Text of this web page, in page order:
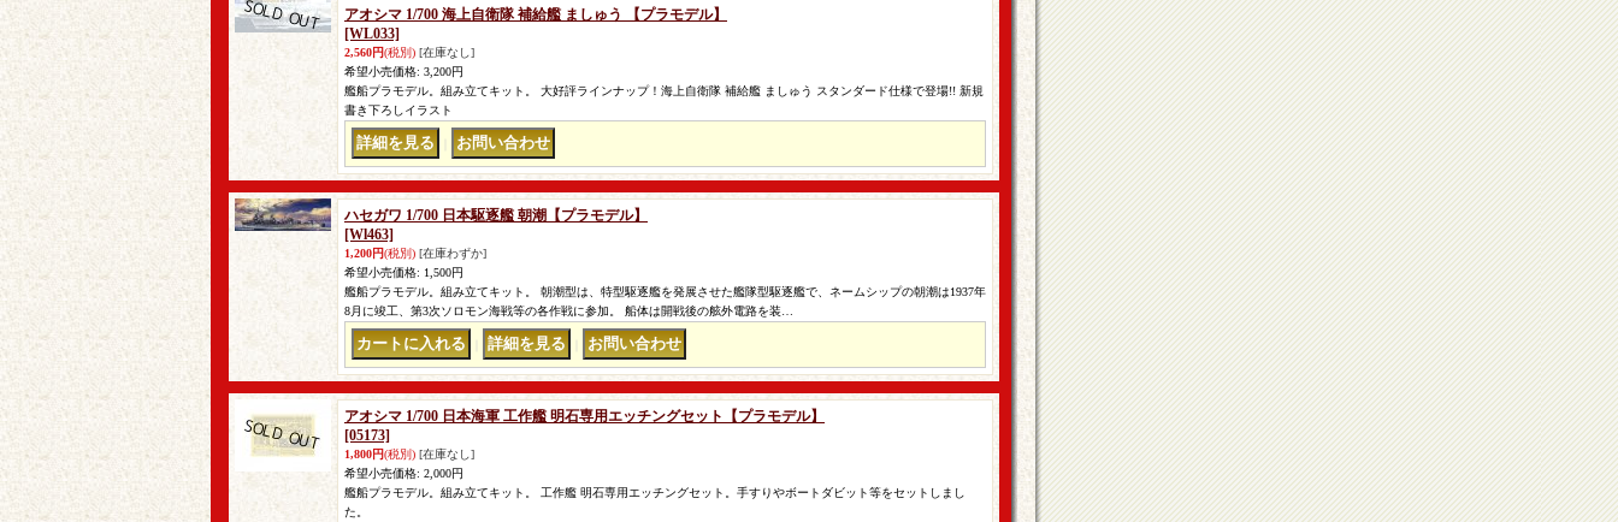
アオシマ 1/700 海上自衛隊 補給艦 ましゅう 【プラモデル】
[WL033]
2,560円(税別) [在庫なし]
希望小売価格: 3,200円
艦船プラモデル。組み立てキット。 大好評ラインナップ！海上自衛隊 補給艦 ましゅう スタンダード仕様で登場!! 新規
書き下ろしイラスト
ハセガワ 1/700 日本駆逐艦 朝潮【プラモデル】
[Wl463]
1,200円(税別) [在庫わずか]
希望小売価格: 1,500円
艦船プラモデル。組み立てキット。 朝潮型は、特型駆逐艦を発展させた艦隊型駆逐艦で、ネームシップの朝潮は1937年
8月に竣工、第3次ソロモン海戦等の各作戦に参加。 船体は開戦後の舷外電路を装…
アオシマ 1/700 日本海軍 工作艦 明石専用エッチングセット【プラモデル】
[05173]
1,800円(税別) [在庫なし]
希望小売価格: 2,000円
艦船プラモデル。組み立てキット。 工作艦 明石専用エッチングセット。手すりやボートダビット等をセットしまし
た。